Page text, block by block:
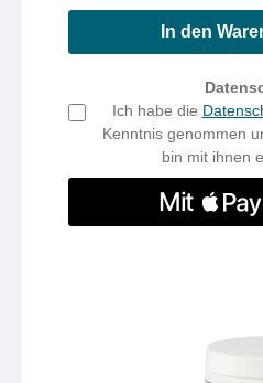
In den
Ich habe die
Kenntnis genommen
bin mit ihnen